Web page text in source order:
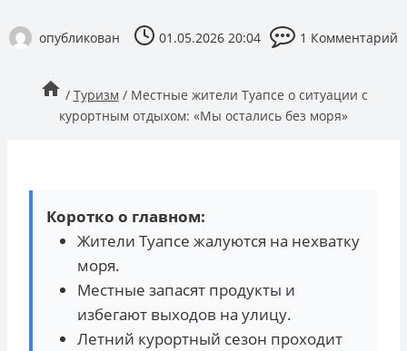
опубликован 01.05.2026 20:04 1 Комментарий
/ Туризм / Местные жители Туапсе о ситуации с
курортным отдыхом: «Мы остались без моря»
Коротко о главном:
Жители Туапсе жалуются на нехватку
моря.
Местные запасят продукты и
избегают выходов на улицу.
Летний курортный сезон проходит